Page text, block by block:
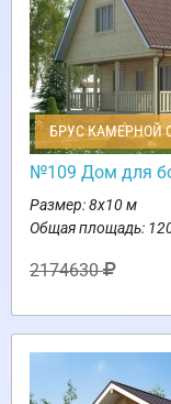
БРУС КАМЕРНОЙ
№109 Дом для
Размер: 8х10 м
Общая площадь:
2174630